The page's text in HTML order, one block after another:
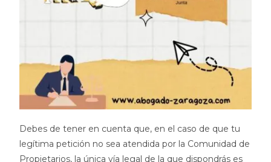
Debes de tener en cuenta que, en el caso de que tu
legítima petición no sea atendida por la Comunidad de
Propietarios, la única vía legal de la que dispondrás es